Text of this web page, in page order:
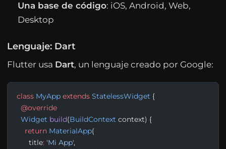
Una base de código: iOS, Android, Web,
Desktop
Lenguaje: Dart
Flutter usa Dart, un lenguaje creado por Google:
class MyApp extends StatelessWidget {
  @override
  Widget
build(BuildContext context) {
    return
MaterialApp(
      title
: 'Mi App',